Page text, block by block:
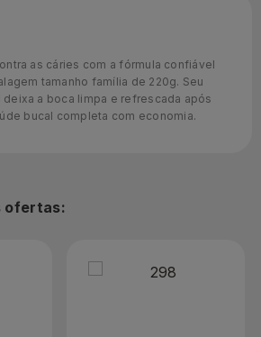
as cáries com a fórmula confiável
tamanho família de 220g. Seu
deixa a boca limpa e refrescada após
bucal completa com economia.
ofertas: